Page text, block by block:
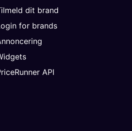
dit brand
for brands
API